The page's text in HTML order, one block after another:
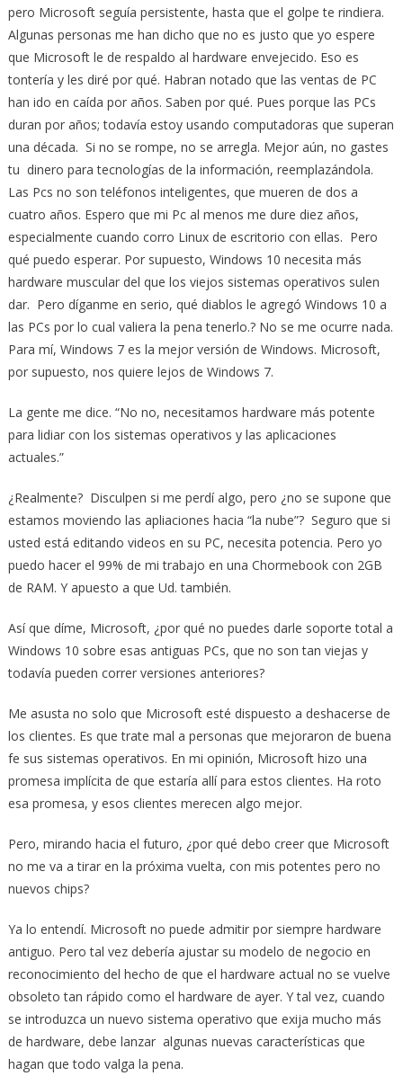
pero Microsoft seguía persistente, hasta que el golpe te rindiera.
Algunas personas me han dicho que no es justo que yo espere
que Microsoft le de respaldo al hardware envejecido. Eso es
tontería y les diré por qué. Habran notado que las ventas de PC
han ido en caída por años. Saben por qué. Pues porque las PCs
duran por años; todavía estoy usando computadoras que superan
una década. Si no se rompe, no se arregla. Mejor aún, no gastes
tu dinero para tecnologías de la información, reemplazándola.
Las Pcs no son teléfonos inteligentes, que mueren de dos a
cuatro años. Espero que mi Pc al menos me dure diez años,
especialmente cuando corro Linux de escritorio con ellas. Pero
qué puedo esperar. Por supuesto, Windows 10 necesita más
hardware muscular del que los viejos sistemas operativos sulen
dar. Pero díganme en serio, qué diablos le agregó Windows 10 a
las PCs por lo cual valiera la pena tenerlo.? No se me ocurre nada.
Para mí, Windows 7 es la mejor versión de Windows. Microsoft,
por supuesto, nos quiere lejos de Windows 7.
La gente me dice. “No no, necesitamos hardware más potente
para lidiar con los sistemas operativos y las aplicaciones
actuales.”
¿Realmente? Disculpen si me perdí algo, pero ¿no se supone que
estamos moviendo las apliaciones hacia “la nube”? Seguro que si
usted está editando videos en su PC, necesita potencia. Pero yo
puedo hacer el 99% de mi trabajo en una Chormebook con 2GB
de RAM. Y apuesto a que Ud. también.
Así que díme, Microsoft, ¿por qué no puedes darle soporte total a
Windows 10 sobre esas antiguas PCs, que no son tan viejas y
todavía pueden correr versiones anteriores?
Me asusta no solo que Microsoft esté dispuesto a deshacerse de
los clientes. Es que trate mal a personas que mejoraron de buena
fe sus sistemas operativos. En mi opinión, Microsoft hizo una
promesa implícita de que estaría allí para estos clientes. Ha roto
esa promesa, y esos clientes merecen algo mejor.
Pero, mirando hacia el futuro, ¿por qué debo creer que Microsoft
no me va a tirar en la próxima vuelta, con mis potentes pero no
nuevos chips?
Ya lo entendí. Microsoft no puede admitir por siempre hardware
antiguo. Pero tal vez debería ajustar su modelo de negocio en
reconocimiento del hecho de que el hardware actual no se vuelve
obsoleto tan rápido como el hardware de ayer. Y tal vez, cuando
se introduzca un nuevo sistema operativo que exija mucho más
de hardware, debe lanzar algunas nuevas características que
hagan que todo valga la pena.